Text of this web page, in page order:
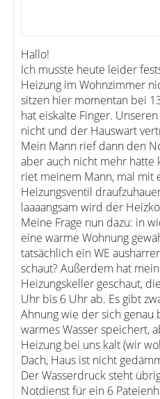
Hallo!
Ich musste heute leider
Heizung im Wohnzimmer
sitzen hier momentan bei
hat eiskalte Finger.
nicht und der Hauswart
Mein Mann rief dann den
aber auch nicht mehr
riet meinem Mann, mal mit
Heizungsventil
laaaangsam wird der
Meine Frage nun dazu: in
eine warme Wohnung
tatsächlich ein WE
schaut? Außerdem hat
Heizungskeller geschaut,
Uhr bis 6 Uhr ab. Es gibt
Ahnung wie der sich genau
warmes Wasser speichert,
Heizung bei uns kalt (wir
Dach, Haus ist nicht
Der Wasserdruck steht
Notdienst für ein 6